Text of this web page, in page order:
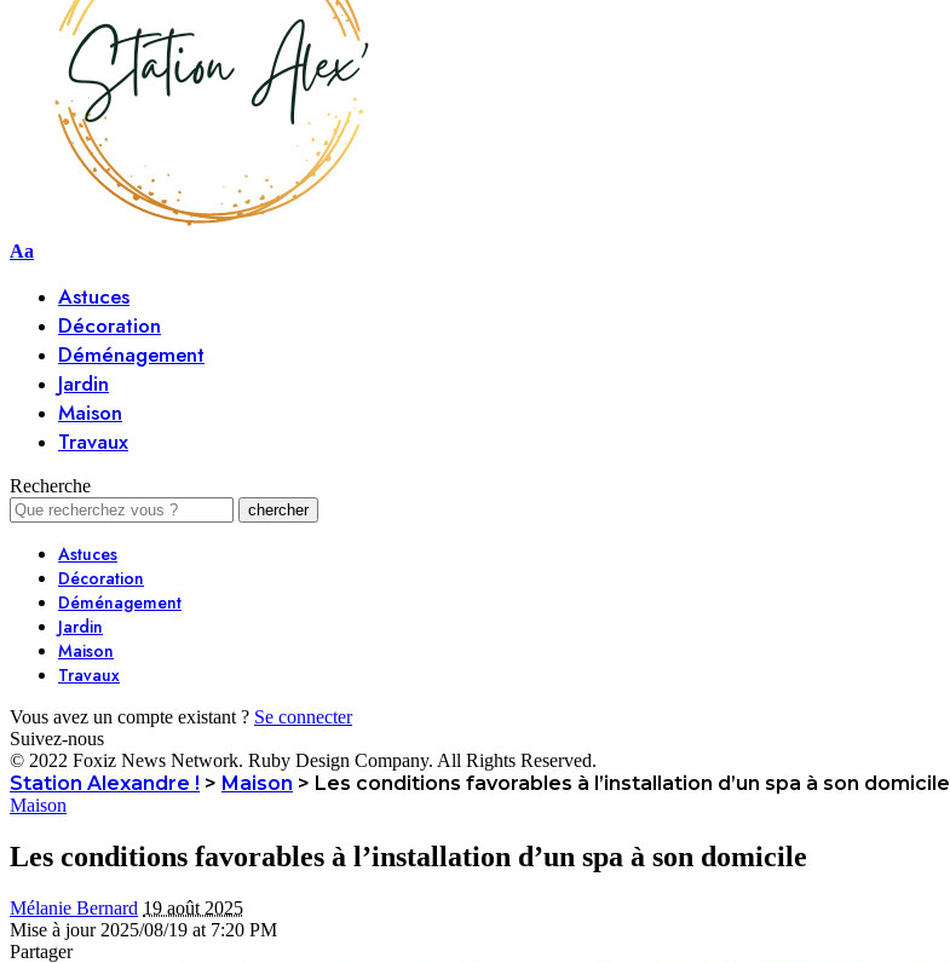
Aa
Astuces
Décoration
Déménagement
Jardin
Maison
Travaux
Recherche
Astuces
Décoration
Déménagement
Jardin
Maison
Travaux
Vous avez un compte existant ? Se connecter
Suivez-nous
© 2022 Foxiz News Network. Ruby Design Company. All Rights Reserved.
Station Alexandre ! > Maison > Les conditions favorables à l’installation d’un spa à son domicile
Maison
Les conditions favorables à l’installation d’un spa à son domicile
Mélanie Bernard 19 août 2025
Mise à jour 2025/08/19 at 7:20 PM
Partager